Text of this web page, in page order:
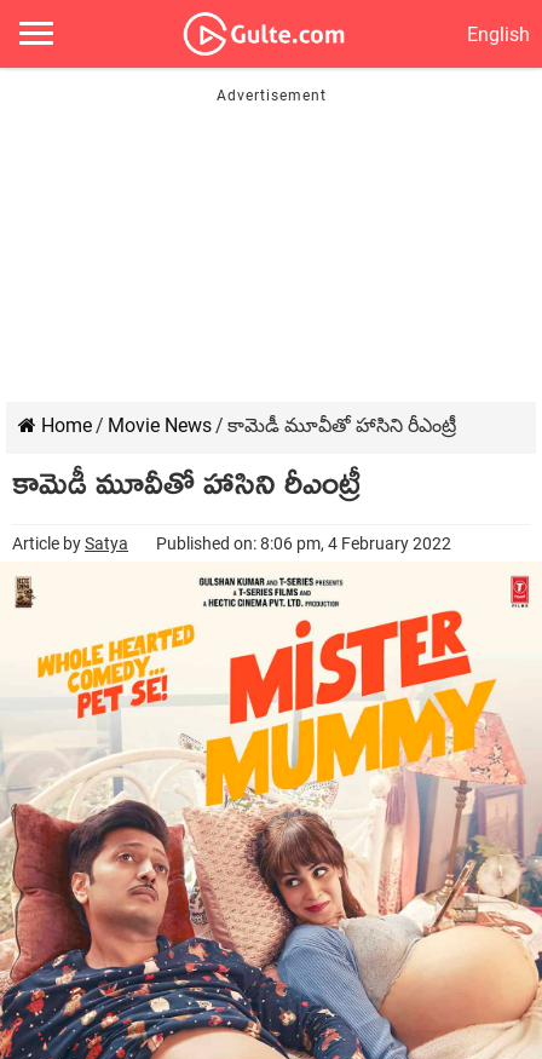
English
Home/ Movie News/ కామెడీ మూవీతో హాసిని రీఎంట్రీ
కామెడీ మూవీతో హాసిని రీఎంట్రీ
Article bySatya Published on: 8:06 pm, 4 February 2022